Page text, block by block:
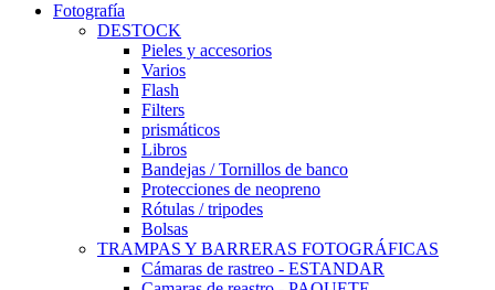
Fotografía
DESTOCK
Pieles y accesorios
Varios
Flash
Filters
prismáticos
Libros
Bandejas / Tornillos de banco
Protecciones de neopreno
Rótulas / tripodes
Bolsas
TRAMPAS Y BARRERAS FOTOGRÁFICAS
Cámaras de rastreo - ESTANDAR